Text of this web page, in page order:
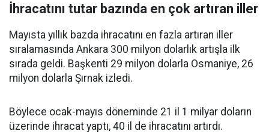
İhracatını tutar bazında en çok artıran iller
Mayısta yıllık bazda ihracatını en fazla artıran iller
sıralamasında Ankara 300 milyon dolarlık artışla ilk
sırada geldi. Başkenti 29 milyon dolarla Osmaniye, 26
milyon dolarla Şırnak izledi.
Böylece ocak-mayıs döneminde 21 il 1 milyar doların
üzerinde ihracat yaptı, 40 il de ihracatını artırdı.